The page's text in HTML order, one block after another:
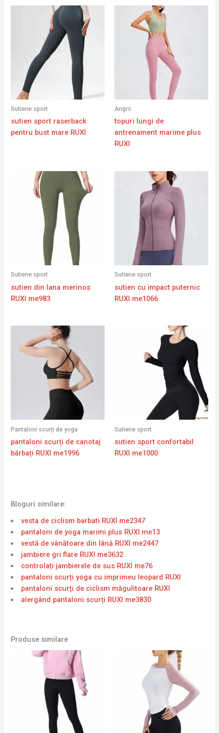
Sutiene sport
sutien sport raserback
pentru bust mare RUXI
Angro
topuri lungi de
antrenament marime plus
RUXI
Sutiene sport
sutien din lana merinos
RUXI me983
Sutiene sport
sutien cu impact puternic
RUXI me1066
Pantaloni scurți de yoga
pantaloni scurți de canotaj
bărbați RUXI me1996
Sutiene sport
sutien sport confortabil
RUXI me1000
Bloguri similare:
vesta de ciclism barbati RUXI me2347
pantaloni de yoga marimi plus RUXI me13
vestă de vânătoare din lână RUXI me2447
jambiere gri flare RUXI me3632
controlați jambierele de sus RUXI me76
pantaloni scurți yoga cu imprimeu leopard RUXI
pantaloni scurți de ciclism măgulitoare RUXI
alergând pantaloni scurți RUXI me3830
Produse similare